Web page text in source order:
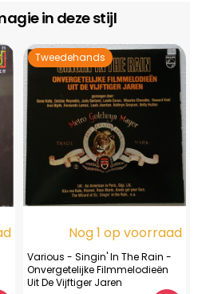
in deze stijl
Tweedehands
Nog 1 op voorraad
Various - Singin' In The Rain -
Onvergetelijke Filmmelodieën
Uit De Vijftiger Jaren